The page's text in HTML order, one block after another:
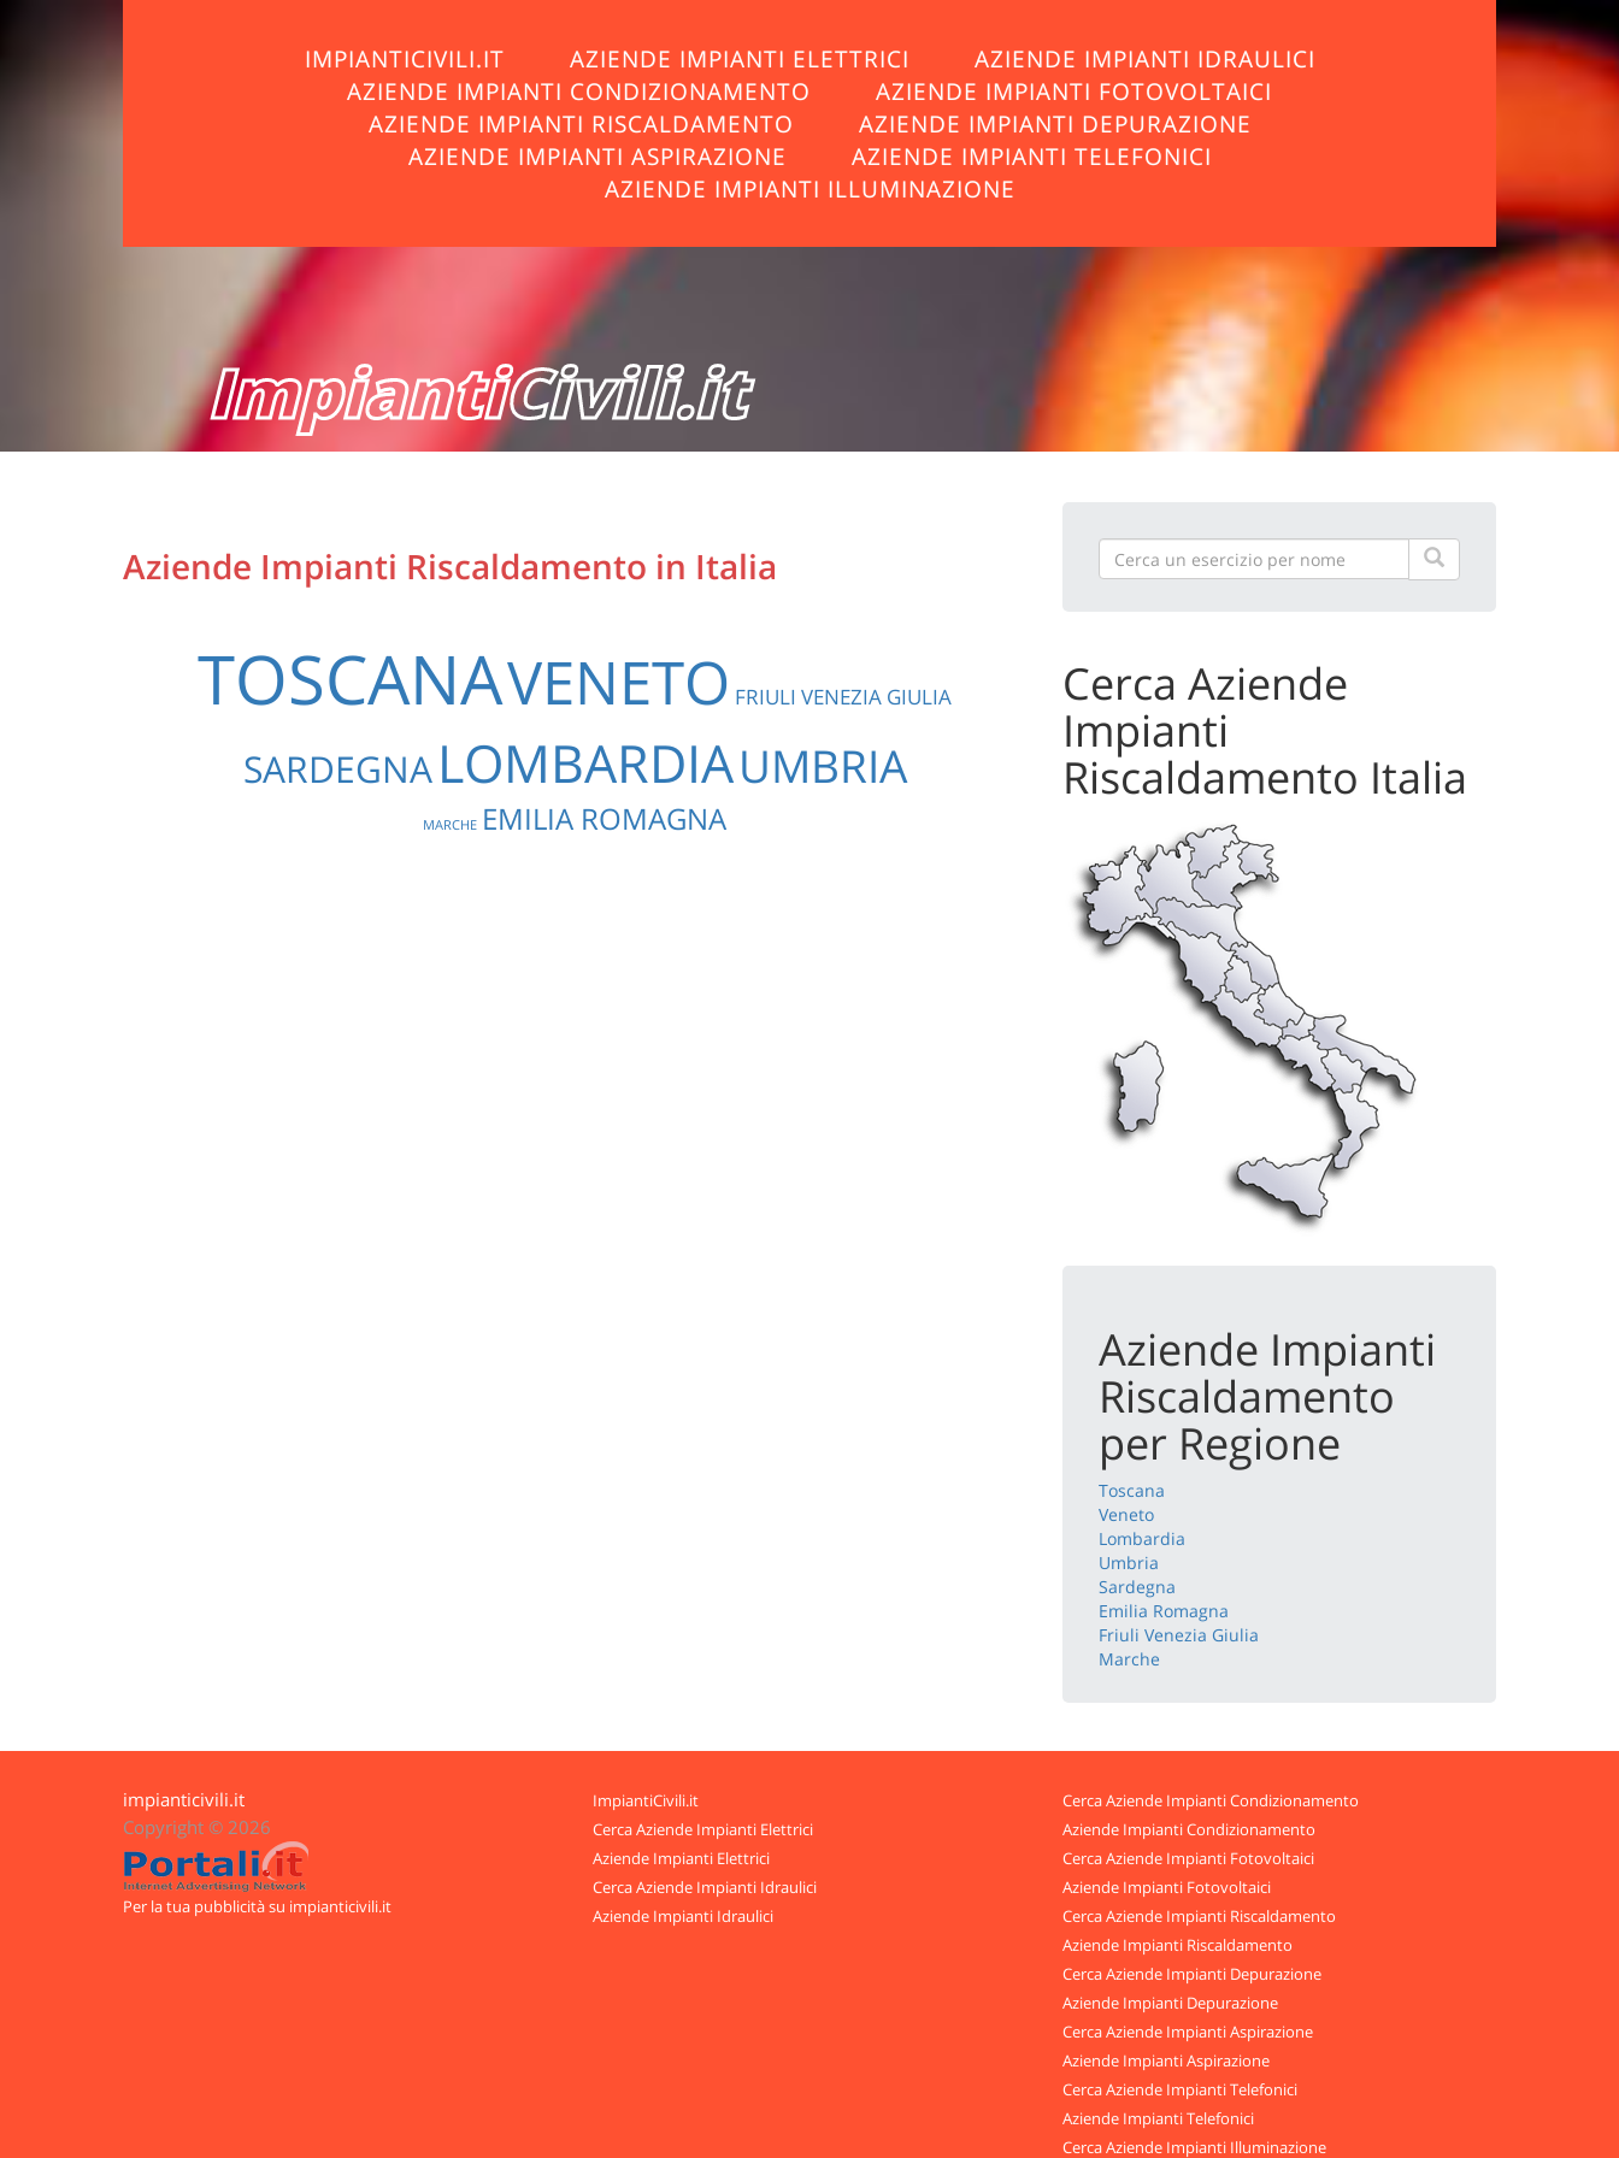
IMPIANTICIVILI.IT AZIENDE IMPIANTI ELETTRICI
AZIENDE IMPIANTI IDRAULICI
AZIENDE IMPIANTI CONDIZIONAMENTO
AZIENDE IMPIANTI FOTOVOLTAICI
AZIENDE IMPIANTI RISCALDAMENTO
AZIENDE IMPIANTI DEPURAZIONE
AZIENDE IMPIANTI ASPIRAZIONE
AZIENDE IMPIANTI TELEFONICI
AZIENDE IMPIANTI ILLUMINAZIONE
ImpiantiCivili.it
Aziende Impianti Riscaldamento in Italia
TOSCANAVENETO FRIULI VENEZIA GIULIA
SARDEGNA LOMBARDIAUMBRIA
MARCHE EMILIA ROMAGNA
Cerca Aziende
Impianti
Riscaldamento Italia
Aziende Impianti
Riscaldamento
per Regione
Toscana
Veneto
Lombardia
Umbria
Sardegna
Emilia Romagna
Friuli Venezia Giulia
Marche
impianticivili.it
Copyright © 2026
Per la tua pubblicità su impianticivili.it
ImpiantiCivili.it
Cerca Aziende Impianti Elettrici
Aziende Impianti Elettrici
Cerca Aziende Impianti Idraulici
Aziende Impianti Idraulici
Cerca Aziende Impianti Condizionamento
Aziende Impianti Condizionamento
Cerca Aziende Impianti Fotovoltaici
Aziende Impianti Fotovoltaici
Cerca Aziende Impianti Riscaldamento
Aziende Impianti Riscaldamento
Cerca Aziende Impianti Depurazione
Aziende Impianti Depurazione
Cerca Aziende Impianti Aspirazione
Aziende Impianti Aspirazione
Cerca Aziende Impianti Telefonici
Aziende Impianti Telefonici
Cerca Aziende Impianti Illuminazione